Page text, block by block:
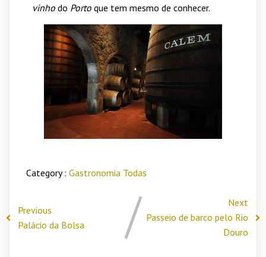
vinhodo Portoque tem mesmo de conhecer.
Category : Gastronomia Todas
Previous
Palácio da Bolsa
Next
Passeio de barco pelo Rio
Douro